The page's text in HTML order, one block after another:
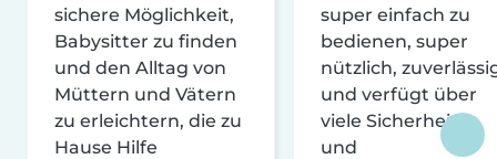
sichere Möglichkeit,
Babysitter zu finden
und den Alltag von
Müttern und Vätern
zu erleichtern, die zu
Hause Hilfe
super einfach zu
bedienen, super
nützlich,
und verfügt über
viele Sicherheits-
und